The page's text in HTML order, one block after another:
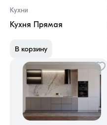
Кухни
Кухня Прямая
В корзину